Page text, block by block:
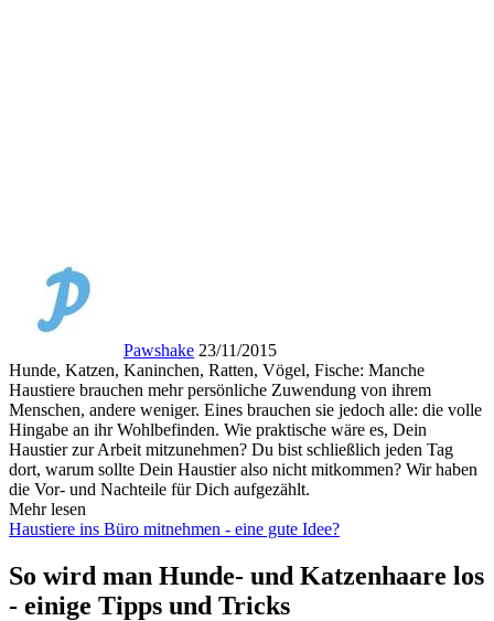
Pawshake 23/11/2015
Hunde, Katzen, Kaninchen, Ratten, Vögel, Fische: Manche
Haustiere brauchen mehr persönliche Zuwendung von ihrem
Menschen, andere weniger. Eines brauchen sie jedoch alle: die volle
Hingabe an ihr Wohlbefinden. Wie praktische wäre es, Dein
Haustier zur Arbeit mitzunehmen? Du bist schließlich jeden Tag
dort, warum sollte Dein Haustier also nicht mitkommen? Wir haben
die Vor- und Nachteile für Dich aufgezählt.
Mehr lesen
Haustiere ins Büro mitnehmen - eine gute Idee?
So wird man Hunde- und Katzenhaare los
- einige Tipps und Tricks